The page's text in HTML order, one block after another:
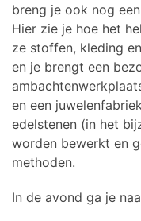
breng je ook nog
Hier zie je hoe het
ze stoffen, kleding
en je brengt een
en een
edelstenen (in het
worden bewerkt en
methoden.
In de avond ga je